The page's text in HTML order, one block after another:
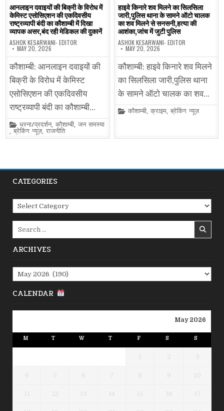
आनलाइन दवाइयों की बिक्री के विरोध में
केमिस्ट एसोसिएशन की एकदिवसीय
राष्ट्रव्यापी बंदी का कौशाम्बी में दिखा
व्यापक असर,बंद रही मेडिकल की दुकानें
ASHOK KESARWANI- EDITOR
MAY 20, 2026
कौशाम्बी: आनलाइन दवाइयों की
बिक्री के विरोध में केमिस्ट
एसोसिएशन की एकदिवसीय
राष्ट्रव्यापी बंदी का कौशाम्बी…
Posted
in
धरना/प्रदर्शन,कौशाम्बी,जन समस्या
,ब्रेकिंग न्यूज़,राजनीति
हाइवे किनारे शव मिलने का सिलसिला
जारी,पुलिस थाना के सामने ऑटो चालक
का शव मिलने से सनसनी,हत्या की
आशंका,जांच में जुटी पुलिस
ASHOK KESARWANI- EDITOR
MAY 20, 2026
कौशाम्बी: हाइवे किनारे शव मिलने
का सिलसिला जारी,पुलिस थाना
के सामने ऑटो चालक का शव…
Posted
कौशाम्बी,क्राइम,ब्रेकिंग न्यूज़
CATEGORIES
Categories
ARCHIVES
Archives
CALENDAR
May 2026
M T W T F S S
1 2 3
4 5 6 7 8 9 10
11 12 13 14 15 16 17